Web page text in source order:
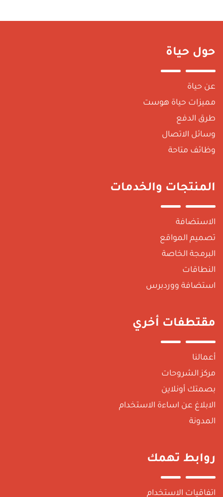
حول حياة
عن حياة
مميزات حياة هوست
طرق الدفع
وسائل الاتصال
وظائف متاحة
المنتجات والخدمات
الاستضافة
تصميم المواقع
البرمجة الخاصة
النطاقات
استضافة ووردبرس
مقتطفات أخري
أعمالنا
مركز الشروحات
بصمتك أونلاين
الابلاغ عن اساءة الاستخدام
المدونة
روابط تهمك
اتفاقيات الاستخدام